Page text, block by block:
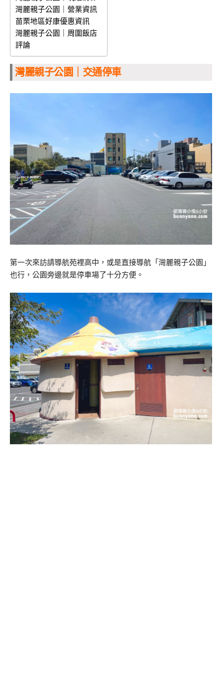
灣麗親子公園｜營業資訊
苗栗地區好康優惠資訊
灣麗親子公園｜周圍飯店
評論
灣麗親子公園｜交通停車
第一次來訪請導航苑裡高中，或是直接導航「灣麗親子公園」
也行，公園旁邊就是停車場了十分方便。